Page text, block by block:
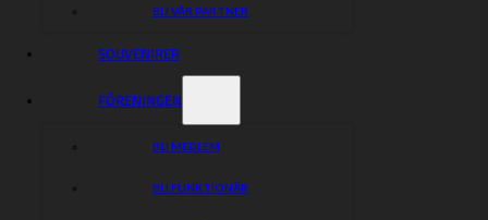
BLI VÅR PARTNER
SOUVENIRER
FÖRENINGEN
BLI MEDLEM
BLI FUNKTIONÄR